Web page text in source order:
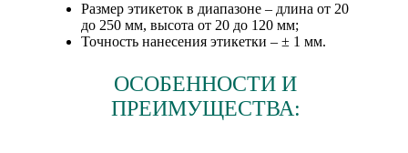
Размер этикеток в диапазоне – длина от 20
до 250 мм, высота от 20 до 120 мм;
Точность нанесения этикетки – ± 1 мм.
ОСОБЕННОСТИ И
ПРЕИМУЩЕСТВА: